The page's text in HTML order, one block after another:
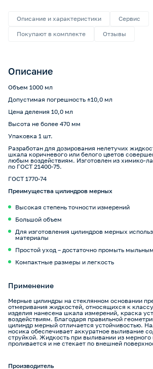
Описание и характеристики
Сервис
Покупают в комплекте
Отзывы
Описание
Объем 1000 мл
Допустимая погрешность ±10,0 мл
Цена деления 10,0 мл
Высота не более 470 мм
Упаковка 1 шт.
Разработан для дозирования нелетучих
шкала коричневого или белого цветов
любым воздействиям. Изготовлен из химико-
по ГОСТ 21400-75.
ГОСТ 1770-74
Преимущества цилиндров мерных
Высокая степень точности измерений
Большой объем
Для изготовления цилиндров мерных
материалы
Простой уход – достаточно промыть
Компактные размеры и легкость
Применение
Мерные цилиндры на стеклянном основании
отмеривания жидкостей, относящихся к
изделия нанесена шкала измерений, краска
воздействиям. Благодаря правильной
цилиндр мерный отличается устойчивостью.
носика обеспечивает аккуратное выливание
струйкой. Жидкость при выливании из мерного
проливается и не стекает по внешней
Производитель